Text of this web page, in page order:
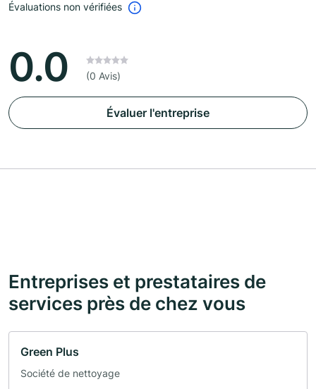
Évaluations non vérifiées
0.0 (0 Avis)
Évaluer l'entreprise
Entreprises et prestataires de
services près de chez vous
Green Plus
Société de nettoyage